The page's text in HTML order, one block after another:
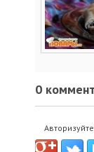
0